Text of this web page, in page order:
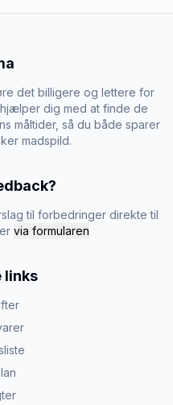
det billigere og lettere for
dig med at finde de
måltider, så du både sparer
madspild.
til forbedringer direkte til
via formularen
links